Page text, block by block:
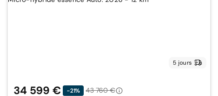
5 jours
34 599 € -21%
43 760 €